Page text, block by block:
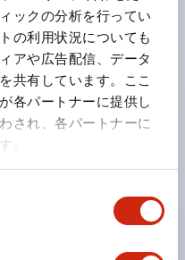
ックの分析を行ってい
の利用状況についても
アや広告配信、データ
共有しています。ここ
各パートナーに提供し
され、各パートナーに
。
する各種電圧を完備。
LSRD球）。これまで色
1色のLED球で各色を表
対応。表示灯（角平形）
時や緊急事態時の色表